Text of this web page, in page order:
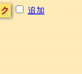
追加